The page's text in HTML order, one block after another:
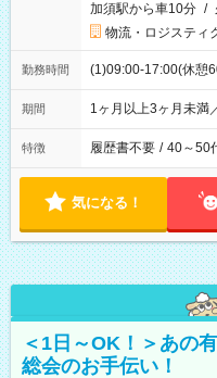
加須駅から車10分 /
物流・ロジスティ
勤務時間 (1)09:00-17:00(休憩
期間 1ヶ月以上3ヶ月未満
特徴 履歴書不要 / 40～50
気になる！
＜1日～OK！＞あの
総会のお手伝い！